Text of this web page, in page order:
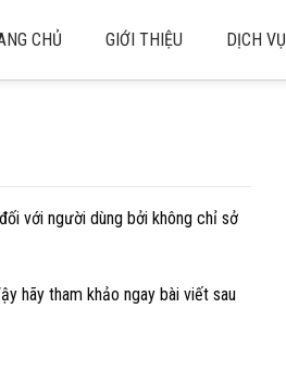
CHỦ GIỚI THIỆU DỊCH VỤ
với người dùng bởi không chỉ sở
hãy tham khảo ngay bài viết sau